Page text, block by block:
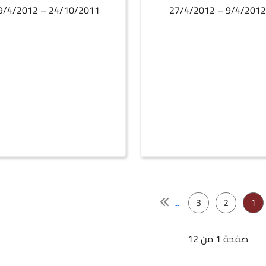
9/4/2012 – 27/4/2012
24/10/2011 – 9/4/2012
1
2
3
...
صفحة 1 من 12